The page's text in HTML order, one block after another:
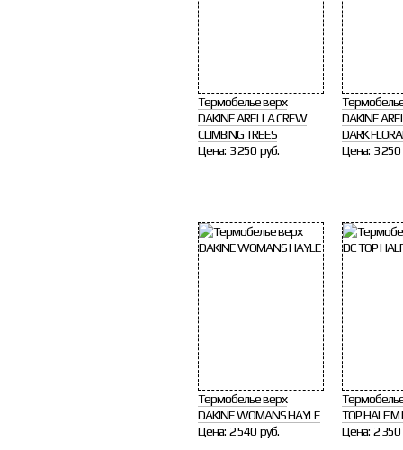
Термобелье верх
DAKINE ARELLA CREW
CLIMBING TREES
Цена: 3 250 руб.
DAKINE
DARK
Цена: 3 250
Термобелье верх
DAKINE WOMANS HAYLE
Цена: 2 540 руб.
TOP HALF
Цена: 2 350